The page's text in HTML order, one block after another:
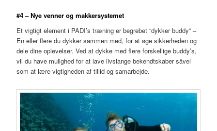
#4 – Nye venner og makkersystemet
Et vigtigt element i PADI’s træning er begrebet “dykker buddy” –
En eller flere du dykker sammen med, for at øge sikkerheden og
dele dine oplevelser. Ved at dykke med flere forskellige buddy’s,
vil du have mulighed for at lave livslange bekendtskaber såvel
som at lære vigtigheden af ​​tillid og samarbejde.